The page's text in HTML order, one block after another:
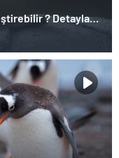
? Detaylar